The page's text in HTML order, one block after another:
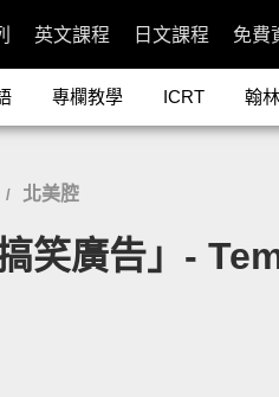
英文課程 日文課程 免費
專欄教學 ICRT 翰林
/ 北美腔
笑廣告」-